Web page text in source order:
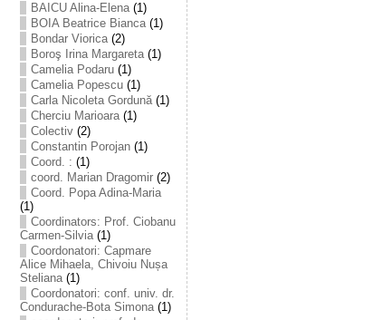
BAICU Alina-Elena(1)
BOIA Beatrice Bianca(1)
Bondar Viorica(2)
Boroş Irina Margareta(1)
Camelia Podaru(1)
Camelia Popescu(1)
Carla Nicoleta Gordună(1)
Cherciu Marioara(1)
Colectiv(2)
Constantin Porojan(1)
Coord. : (1)
coord. Marian Dragomir(2)
Coord. Popa Adina-Maria
(1)
Coordinators: Prof. Ciobanu
Carmen-Silvia(1)
Coordonatori: Capmare
Alice Mihaela, Chivoiu Nușa
Steliana(1)
Coordonatori: conf. univ. dr.
Condurache-Bota Simona(1)